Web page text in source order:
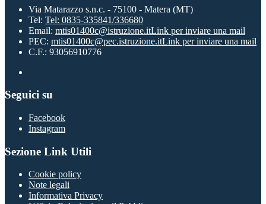
Via Matarazzo s.n.c. - 75100 - Matera (MT)
Tel: Tel: 0835-335841/336680
Email: mtis01400c@istruzione.itLink per inviare una mail
PEC: mtis01400c@pec.istruzione.itLink per inviare una mail
C.F.: 93056910776
Seguici su
Facebook
Instagram
Sezione Link Utili
Cookie policy
Note legali
Informativa Privacy